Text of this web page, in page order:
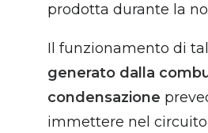
prodotta durante la
Il funzionamento di
generato dalla
condensazione
immettere nel